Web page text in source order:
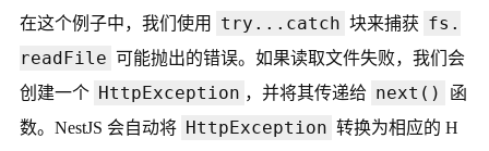
在这个例子中，我们使用 try...catch 块来捕获 fs.
readFile 可能抛出的错误。如果读取文件失败，我们会
创建一个 HttpException ，并将其传递给 next()
函
数。NestJS 会自动将 HttpException 转换为相应的 H